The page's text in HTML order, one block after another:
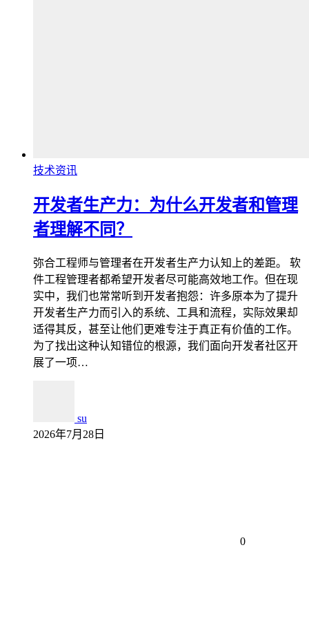
技术资讯
开发者生产力：为什么开发者和管理
者理解不同？
弥合工程师与管理者在开发者生产力认知上的差距。 软
件工程管理者都希望开发者尽可能高效地工作。但在现
实中，我们也常常听到开发者抱怨：许多原本为了提升
开发者生产力而引入的系统、工具和流程，实际效果却
适得其反，甚至让他们更难专注于真正有价值的工作。
为了找出这种认知错位的根源，我们面向开发者社区开
展了一项…
su
2026年7月28日
0